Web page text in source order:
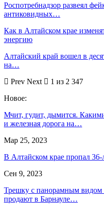
Роспотребнадзор развеял
антиковидных…
Как в Алтайском крае
энергию
Алтайский край вошел в
на…
Prev Next
1 из 2 347
Новое:
Мчит, гудит, дымится.
и железная дорога на…
Мар 25, 2023
В Алтайском крае пропал 36-
Сен 9, 2023
Трешку с панорамным видом
продают в Барнауле…